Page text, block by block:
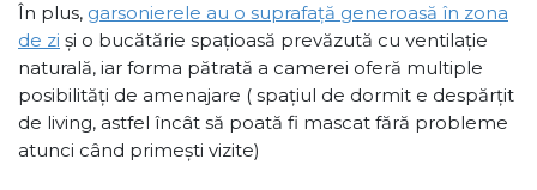
În plus, garsonierele au o suprafață generoasă în zona
de zi și o bucătărie spațioasă prevăzută cu ventilație
naturală, iar forma pătrată a camerei oferă multiple
posibilități de amenajare ( spațiul de dormit e despărțit
de living, astfel încât să poată fi mascat fără probleme
atunci când primești vizite)